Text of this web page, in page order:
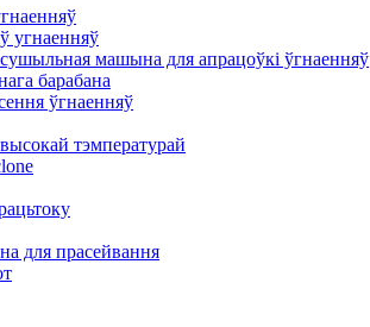
угнаенняў
машына для апрацоўкі ўгнаенняў
барабана
ўгнаенняў
тэмпературай
для прасейвання